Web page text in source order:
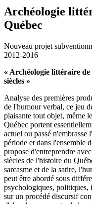
Archéologie
Québec
Nouveau projet
2012-2016
« Archéologie littéraire
siècles »
Analyse des premières
de l'humour verbal, ce jeu
plaisante tout objet, même
Québec portent
actuel ou passé
période et dans l'ensemble
propose d'entreprendre
siècles de l'histoire du
sarcasme et de la satire,
peut être abordé sous
psychologiques, politiques,
sur un procédé discursif